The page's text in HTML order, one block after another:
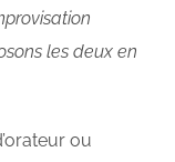
les deux en
ou